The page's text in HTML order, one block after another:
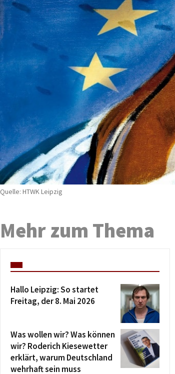
Quelle: HTWK Leipzig
Mehr zum Thema
Hallo Leipzig: So startet
Freitag, der 8. Mai 2026
Was wollen wir? Was können
wir? Roderich Kiesewetter
erklärt, warum Deutschland
wehrhaft sein muss